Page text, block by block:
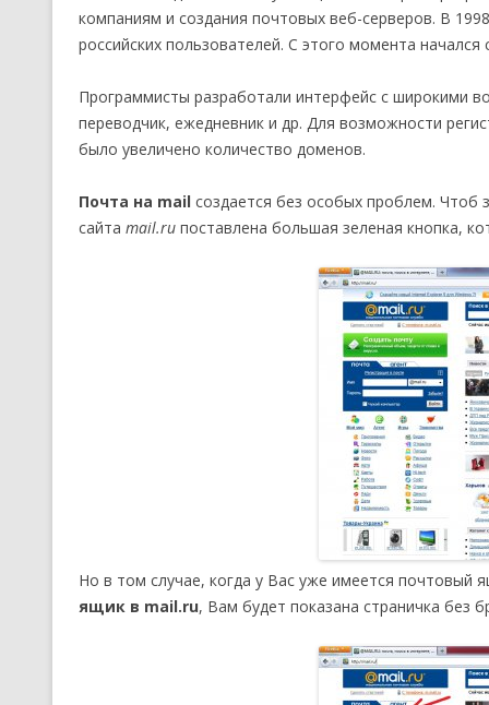
компаниям и создания почтовых веб-серверов. В
российских пользователей. С этого момента
Программисты разработали интерфейс с широкими
переводчик, ежедневник и др. Для возможности
было увеличено количество доменов.
Почта на mail создается без особых проблем. Чтоб
сайта mail.ru поставлена большая зеленая кнопка,
Но в том случае, когда у Вас уже имеется почтовый
ящик в mail.ru, Вам будет показана страничка без